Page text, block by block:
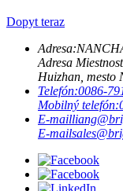
Dopyt teraz
Adresa:
Adresa
Huizhan, mesto
Telefón:0086-
Mobilný telefón:
E-mail
E-mail